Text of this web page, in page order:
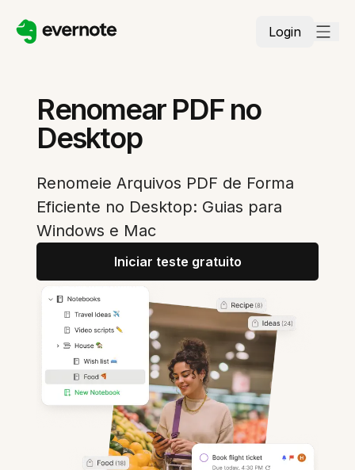
Login
Renomear PDF no
Desktop
Renomeie Arquivos PDF de Forma
Eficiente no Desktop: Guias para
Windows e Mac
Iniciar teste gratuito